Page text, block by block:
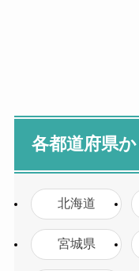
各都道府県
北海道
宮城県